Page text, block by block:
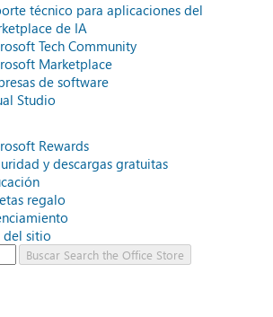
técnico para aplicaciones del
de IA
Tech Community
Marketplace
de software
Studio
Rewards
y descargas gratuitas
regalo
del sitio
Buscar Search the Office Store